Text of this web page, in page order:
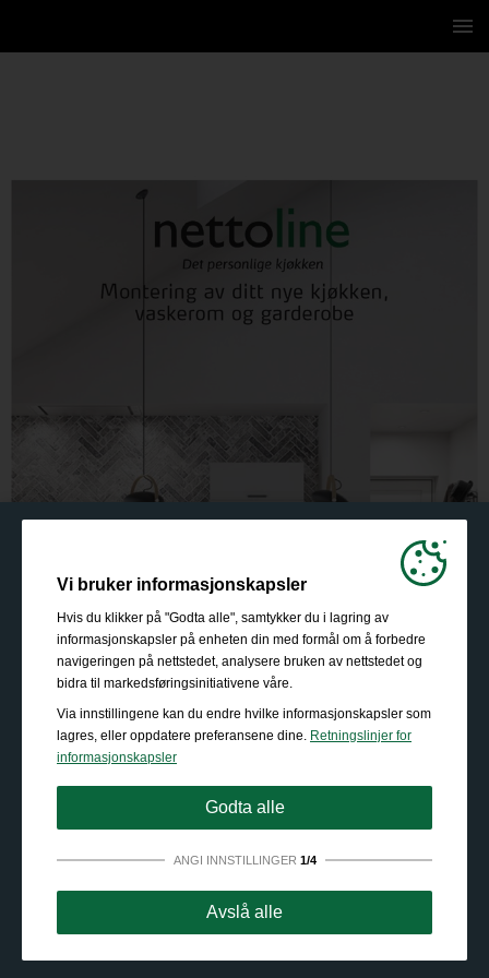
Vi bruker informasjonskapsler
Hvis du klikker på "Godta alle", samtykker du i lagring av
informasjonskapsler på enheten din med formål om å forbedre
navigeringen på nettstedet, analysere bruken av nettstedet og
bidra til markedsføringsinitiativene våre.
Via innstillingene kan du endre hvilke informasjonskapsler som
lagres, eller oppdatere preferansene dine. Retningslinjer for
informasjonskapsler
Godta alle
ANGI INNSTILLINGER 1/4
Disse informasjonskapslene er
Avslå alle